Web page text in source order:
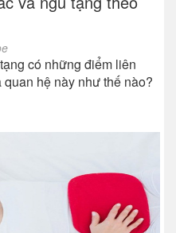
có những điểm liên
hệ này như thế nào?